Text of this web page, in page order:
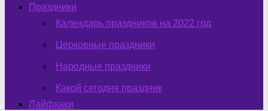
Праздники
Календарь праздников на 2022 год
Церковные праздники
Народные праздники
Какой сегодня праздник
Лайфхаки